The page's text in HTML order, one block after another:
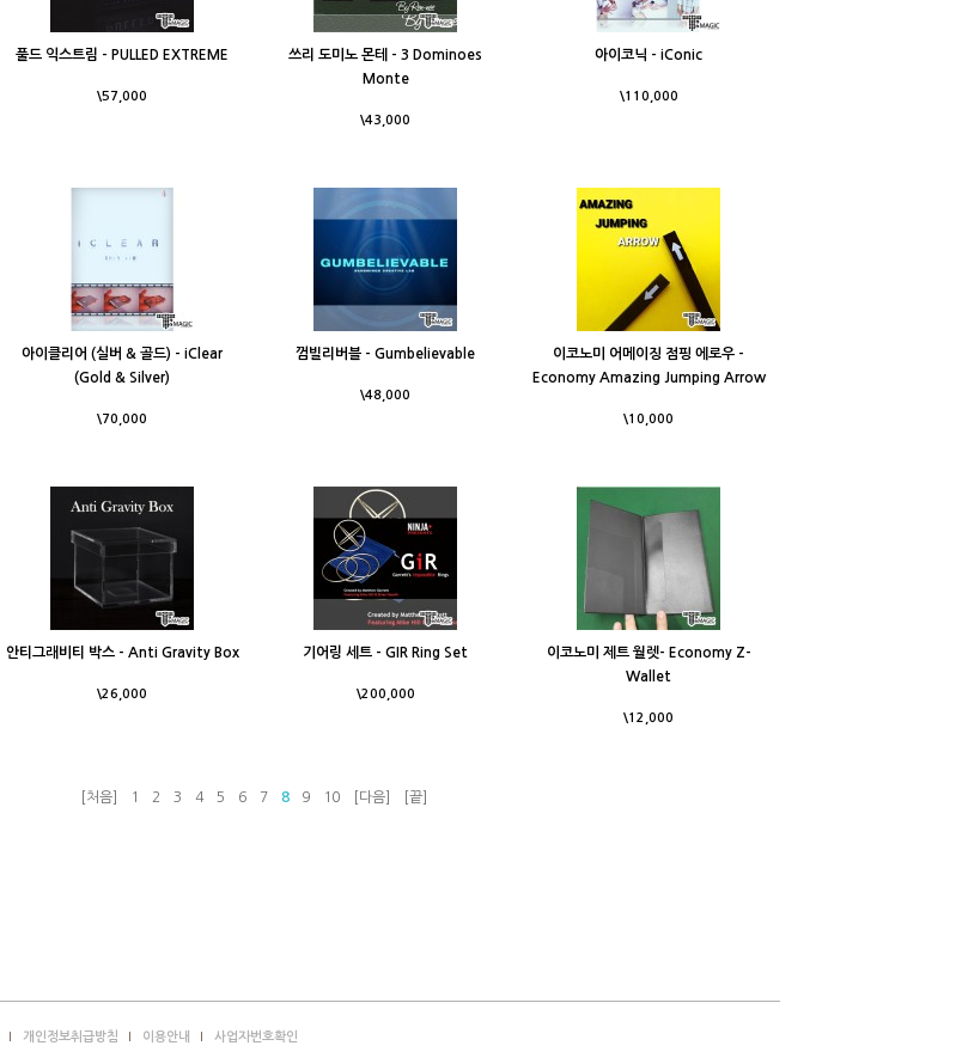
풀드 익스트림 - PULLED EXTREME
\57,000
쓰리 도미노 몬테 - 3 Dominoes
Monte
\43,000
아이코닉 - iConic
\110,000
아이클리어 (실버 & 골드) - iClear
(Gold & Silver)
\70,000
껌빌리버블 - Gumbelievable
\48,000
이코노미 어메이징 점핑 에로우 -
Economy Amazing Jumping Arrow
\10,000
안티그래비티 박스 - Anti Gravity Box
\26,000
기어링 세트 - GIR Ring Set
\200,000
이코노미 제트 월렛- Economy Z-
Wallet
\12,000
[처음] 1 2 3 4 5 6 7 8 9 10 [다음] [끝]
개인정보취급방침 이용안내 사업자번호확인